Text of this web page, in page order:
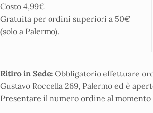
Costo 4,99€
Gratuita per ordini superiori a 50€
(solo a Palermo).
Ritiro in Sede: Obbligatorio effettuare
Gustavo Roccella 269, Palermo ed è
Presentare il numero ordine al